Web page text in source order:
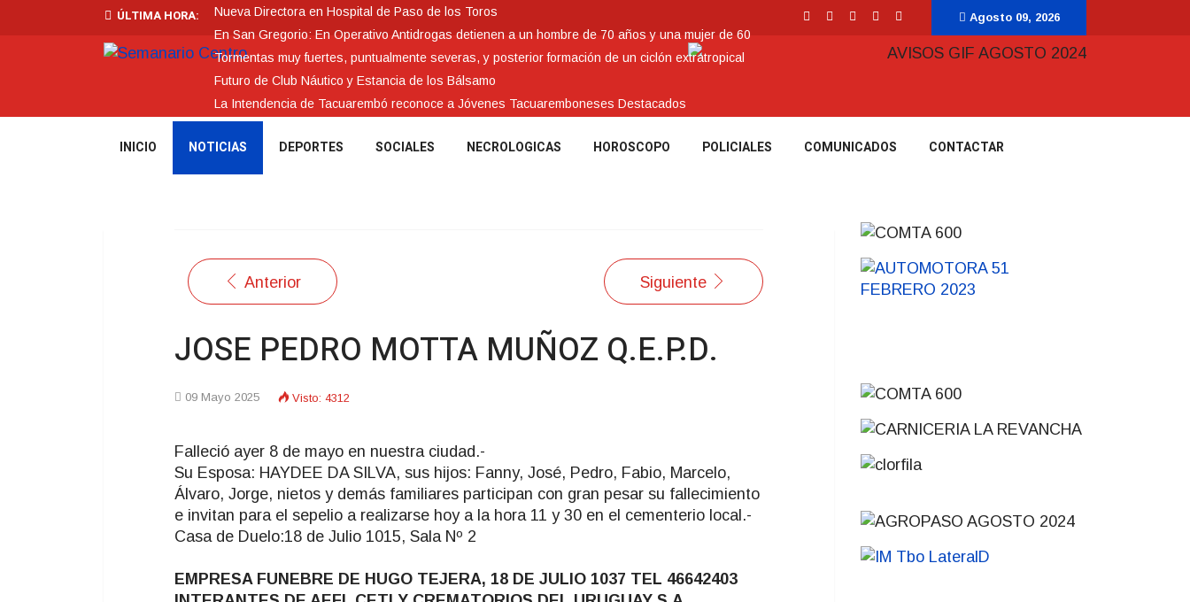
ÚLTIMA HORA:
Nueva Directora en Hospital de Paso de los Toros
En San Gregorio: En Operativo Antidrogas detienen a un hombre de 70 años y una mujer de 60
Tormentas muy fuertes, puntualmente severas, y posterior formación de un ciclón extratropical
Futuro de Club Náutico y Estancia de los Bálsamo
La Intendencia de Tacuarembó reconoce a Jóvenes Tacuaremboneses Destacados
Agosto 09, 2026
INICIO NOTICIAS DEPORTES SOCIALES NECROLOGICAS HOROSCOPO POLICIALES COMUNICADOS CONTACTAR
Anterior Siguiente
JOSE PEDRO MOTTA MUÑOZ Q.E.P.D.
09 Mayo 2025 Visto: 4312
Falleció ayer 8 de mayo en nuestra ciudad.-
Su Esposa: HAYDEE DA SILVA, sus hijos: Fanny, José, Pedro, Fabio, Marcelo,
Álvaro, Jorge, nietos y demás familiares participan con gran pesar su fallecimiento
e invitan para el sepelio a realizarse hoy a la hora 11 y 30 en el cementerio local.-
Casa de Duelo:18 de Julio 1015, Sala Nº 2
EMPRESA FUNEBRE DE HUGO TEJERA, 18 DE JULIO 1037 TEL 46642403